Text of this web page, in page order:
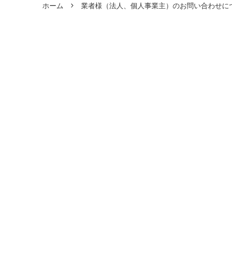
季節のオススメ商品
ホーム 業者様（法人、個人事業主）のお問い合わせに